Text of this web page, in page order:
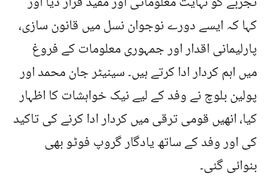
کہا کہ ایسے دورے نوجوان نسل میں قانون سازی،
پارلیمانی اقدار اور جمہوری معلومات کے فروغ
میں اہم کردار ادا کرتے ہیں۔ سینیٹر جان محمد اور
پولین بلوچ نے وفد کے لیے نیک خواہشات کا اظہار
کیا، انھیں قومی ترقی میں کردار ادا کرنے کی تاکید
کی اور وفد کے ساتھ یادگار گروپ فوٹو بھی
بنوائی گئی۔